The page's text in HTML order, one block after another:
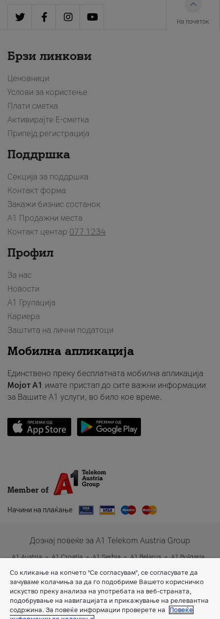
На почеток
Брзи линкови
Ценовници
Услови за користење
Плати сметка
Активирајте Е-сметка
Припејд регистрација
Поддршка
Секција за поддршка
Контакт форма
Закажи бизнис состанок
A1 Продажни места
Контакт центар 077 1234
Профил
За нас
Новости
А1 Групација
Кариера
Заштита на лични податоци
Мобилна апликација
Единствено преку бесплатната мобилна апликација
Мојот A1 имате пристап до сите важни информации
за Вашите A1 услуги, во било кое време.
Member of
Начини на плаќање
Дознај повеќе за A1 Telekom Austria Group
A1 Austria A1 Croatia A1 Serbia A1 Belarus
A1 Bulgaria
Со кликање на копчето "Се согласувам", се согласувате да
зачуваме колачиња за да го подобриме Вашето корисничко
искуство преку анализа на употребата на веб-страната,
подобрување на навигацијата и прикажување на релевантна
содржина. За повеќе информации проверете на
Повеќе